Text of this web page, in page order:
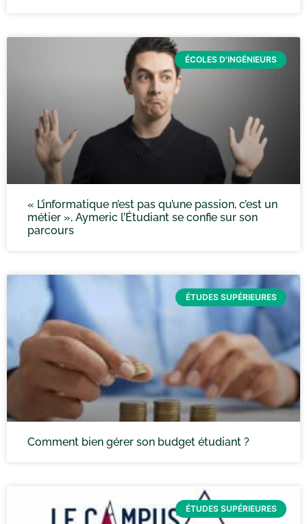
ÉCOLES D'INGÉNIEURS
« L’informatique n’est pas qu’une passion, c’est un
métier », Aymeric l’Étudiant se confie sur son
parcours
ÉTUDES SUPÉRIEURES
Comment bien gérer son budget étudiant ?
ÉTUDES SUPÉRIEURES